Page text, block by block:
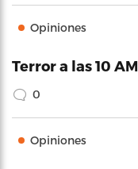
Opiniones
Terror a las 10 AM
0
Opiniones